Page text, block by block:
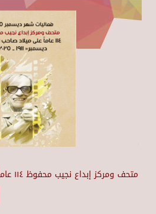
متحف ومركز إبداع نجيب محفوظ ١١٤ عاماً على ميلاد صاحب الثلاثية